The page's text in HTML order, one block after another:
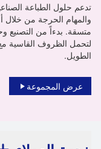
والمهام الحرجة من خلال
متسقة. بدءاً من التصنيع
لتحمل الظروف القاسية
الطويل.
عرض المجموعة